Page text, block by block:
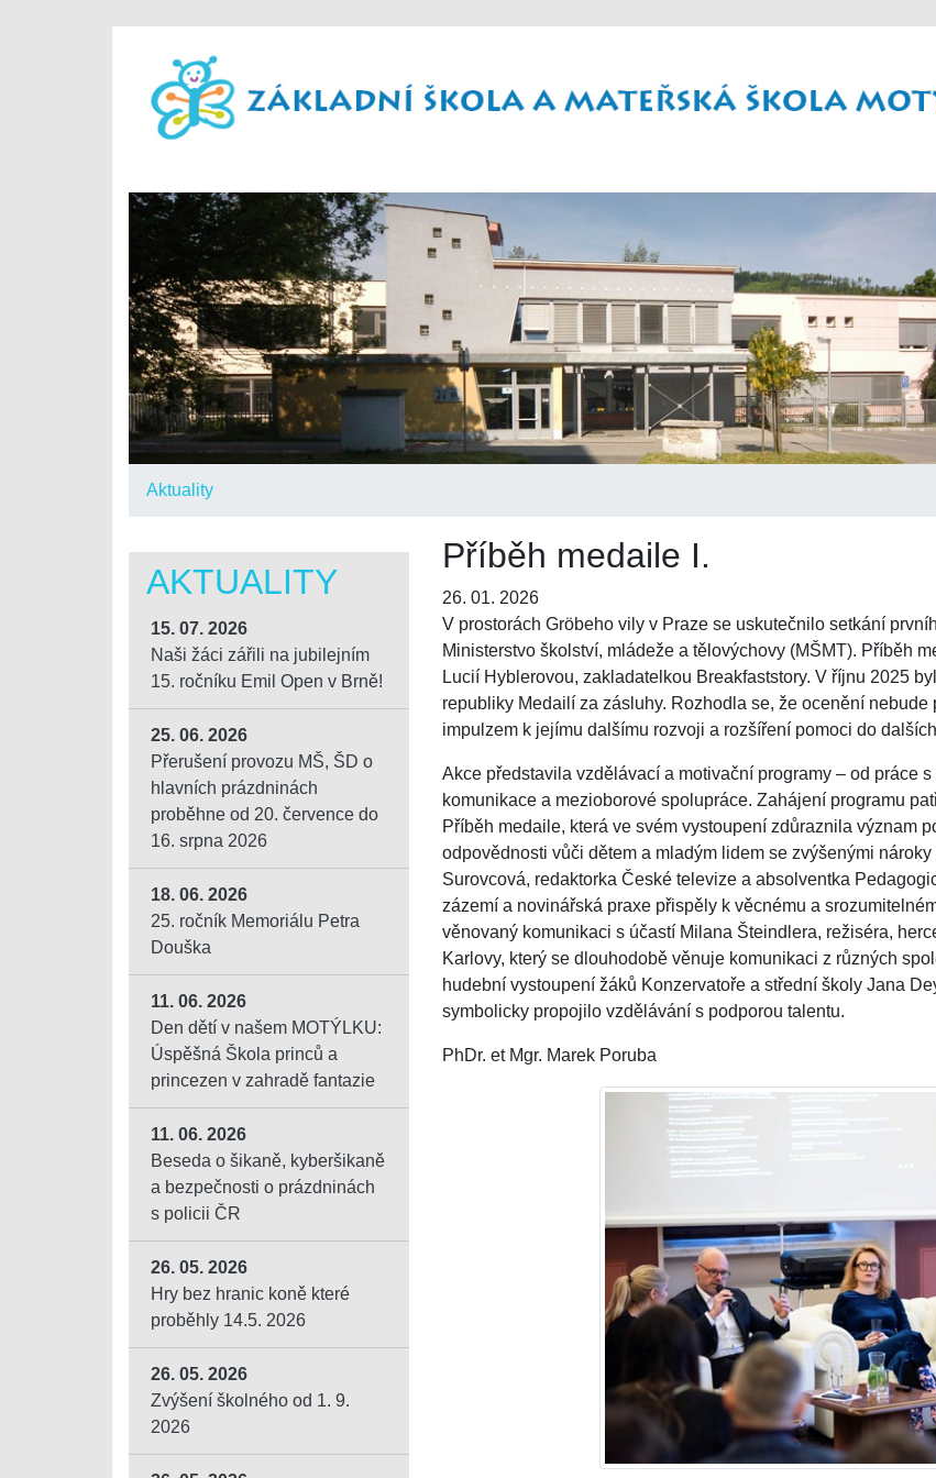
Aktuality
AKTUALITY
15. 07. 2026
Naši žáci zářili na jubilejním
15. ročníku Emil Open v Brně!
25. 06. 2026
Přerušení provozu MŠ, ŠD o
hlavních prázdninách
proběhne od 20. července do
16. srpna 2026
18. 06. 2026
25. ročník Memoriálu Petra
Douška
11. 06. 2026
Den dětí v našem MOTÝLKU:
Úspěšná Škola princů a
princezen v zahradě fantazie
11. 06. 2026
Beseda o šikaně, kyberšikaně
a bezpečnosti o prázdninách
s policii ČR
26. 05. 2026
Hry bez hranic koně které
proběhly 14.5. 2026
26. 05. 2026
Zvýšení školného od 1. 9.
2026
Příběh medaile I.
26. 01. 2026
V prostorách Gröbeho vily v Praze se uskutečnilo setkání
Ministerstvo školství, mládeže a tělovýchovy (MŠMT). Příběh
Lucií Hyblerovou, zakladatelkou Breakfaststory. V říjnu 2025
republiky Medailí za zásluhy. Rozhodla se, že ocenění
impulzem k jejímu dalšímu rozvoji a rozšíření pomoci do
Akce představila vzdělávací a motivační programy – od práce
komunikace a mezioborové spolupráce. Zahájení programu
Příběh medaile, která ve svém vystoupení zdůraznila význam
odpovědnosti vůči dětem a mladým lidem se zvýšenými
Surovcová, redaktorka České televize a absolventka
zázemí a novinářská praxe přispěly k věcnému a
věnovaný komunikaci s účastí Milana Šteindlera, režiséra,
Karlovy, který se dlouhodobě věnuje komunikaci z různých
hudební vystoupení žáků Konzervatoře a střední školy Jana
symbolicky propojilo vzdělávání s podporou talentu.
PhDr. et Mgr. Marek Poruba